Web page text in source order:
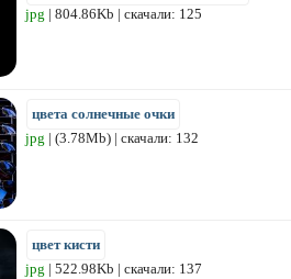
jpg | 804.86Kb | скачали: 125
цвета солнечные очки
jpg | (3.78Mb) | скачали: 132
цвет кисти
jpg | 522.98Kb | скачали: 137